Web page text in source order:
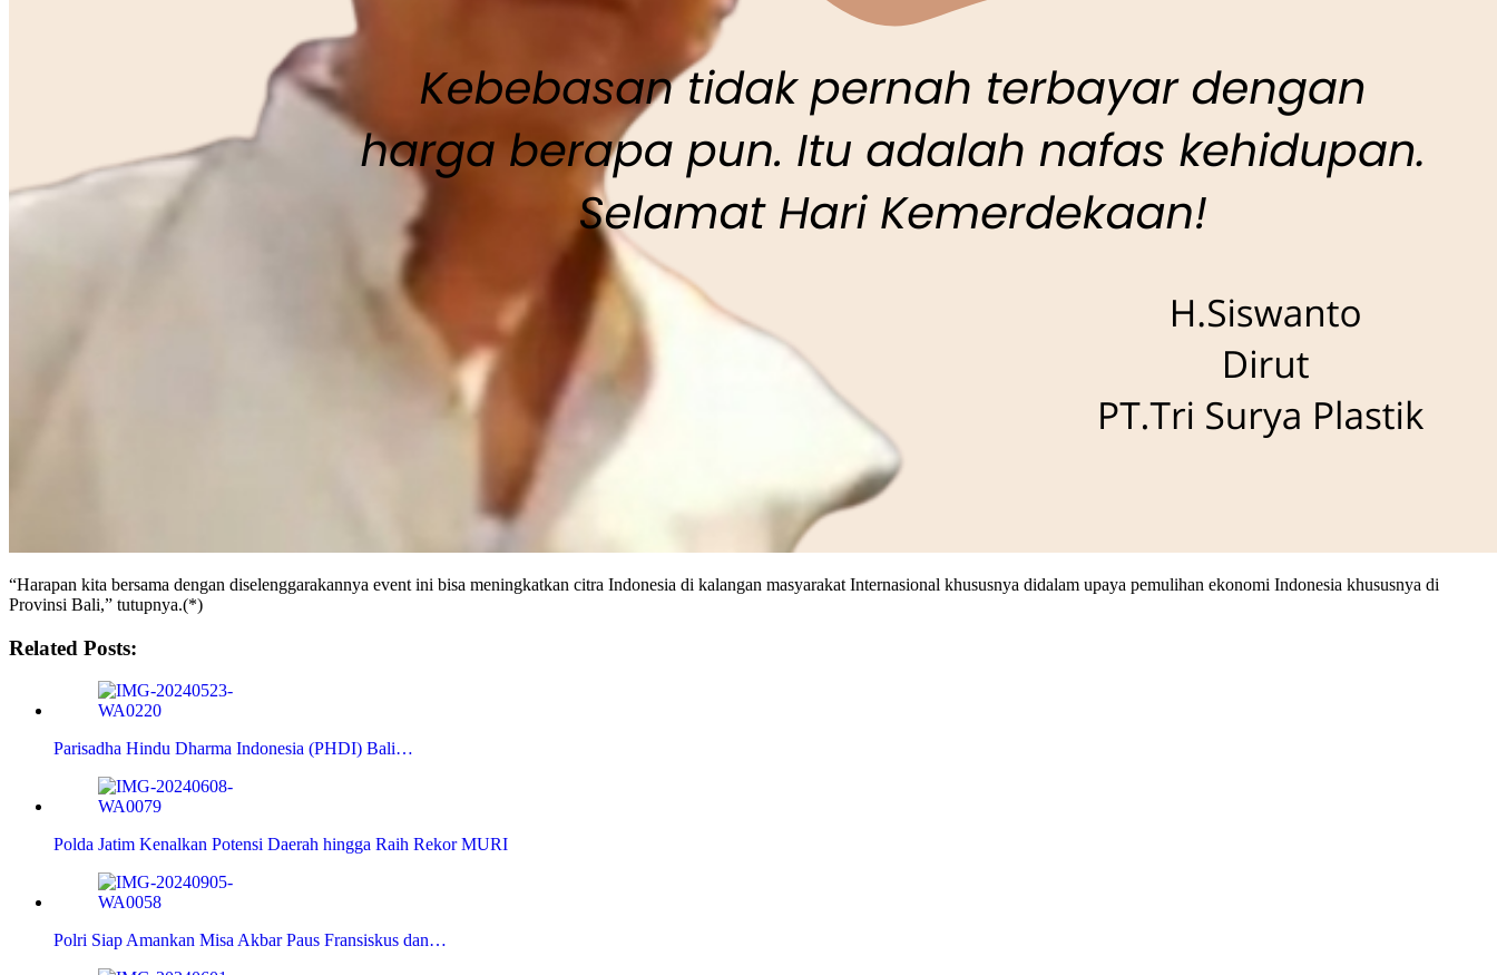
“Harapan kita bersama dengan diselenggarakannya event ini bisa meningkatkan citra Indonesia di kalangan masyarakat Internasional khususnya didalam upaya pemulihan ekonomi Indonesia khususnya di
Provinsi Bali,” tutupnya.(*)
Related Posts:
Parisadha Hindu Dharma Indonesia (PHDI) Bali…
Polda Jatim Kenalkan Potensi Daerah hingga Raih Rekor MURI
Polri Siap Amankan Misa Akbar Paus Fransiskus dan…